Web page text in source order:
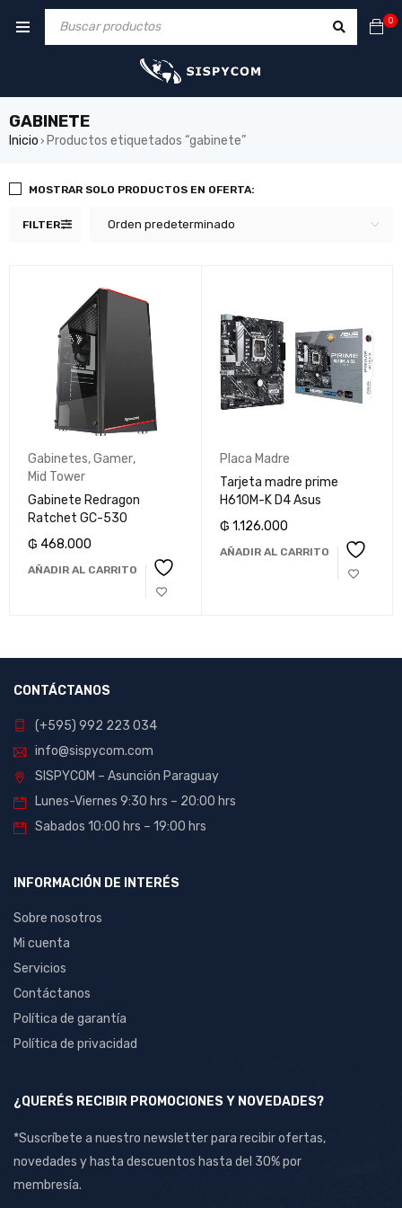
0
GABINETE
Inicio › Productos etiquetados “gabinete”
FILTER Orden predeterminado
MOSTRAR SOLO PRODUCTOS EN OFERTA:
Gabinetes,Gamer,
Mid Tower
Gabinete Redragon
Ratchet GC-530
₲ 468.000
AÑADIR AL CARRITO
Placa Madre
Tarjeta madre prime
H610M-K D4 Asus
₲ 1.126.000
AÑADIR AL CARRITO
CONTÁCTANOS
(+595) 992 223 034
info@sispycom.com
SISPYCOM – Asunción Paraguay
Lunes-Viernes 9:30 hrs – 20:00 hrs
Sabados 10:00 hrs – 19:00 hrs
INFORMACIÓN DE INTERÉS
Sobre nosotros
Mi cuenta
Servicios
Contáctanos
Política de garantía
Política de privacidad
¿QUERÉS RECIBIR PROMOCIONES Y NOVEDADES?
*Suscríbete a nuestro newsletter para recibir ofertas,
novedades y hasta descuentos hasta del 30% por
membresía.